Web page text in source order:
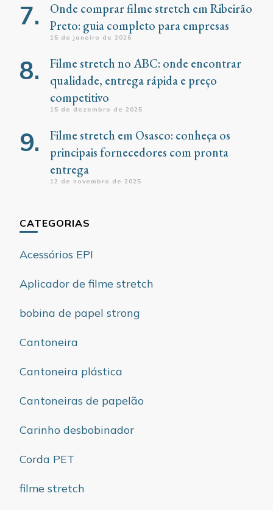
Onde comprar filme stretch em Ribeirão
Preto: guia completo para empresas
15 de janeiro de 2026
Filme stretch no ABC: onde encontrar
qualidade, entrega rápida e preço
competitivo
15 de dezembro de 2025
Filme stretch em Osasco: conheça os
principais fornecedores com pronta
entrega
12 de novembro de 2025
CATEGORIAS
Acessórios EPI
Aplicador de filme stretch
bobina de papel strong
Cantoneira
Cantoneira plástica
Cantoneiras de papelão
Carinho desbobinador
Corda PET
filme stretch